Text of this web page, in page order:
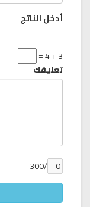
أدخل الناتج
3 + 4 =
تعليقك
/300